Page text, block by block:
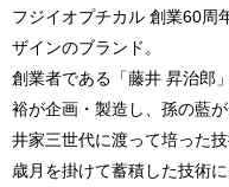
フジイオプチカル 創業60周
ザインのブランド。
創業者である「藤井 昇治郎
裕が企画・製造し、孫の藍
井家三世代に渡って培った
歳月を掛けて蓄積した技術